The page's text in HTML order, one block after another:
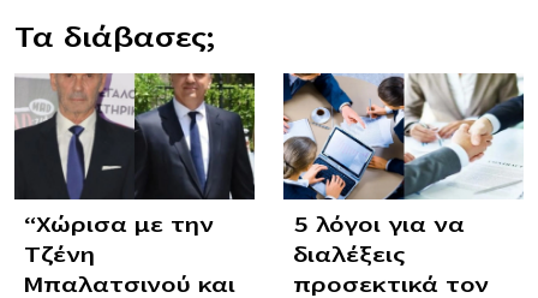
Τα διάβασες;
“Χώρισα με την
Τζένη
Μπαλατσινού και
5 λόγοι για να
διαλέξεις
προσεκτικά τον